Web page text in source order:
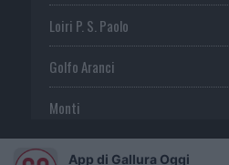
Loiri P. S. Paolo
Golfo Aranci
Monti
Telti
App di Gallura Oggi